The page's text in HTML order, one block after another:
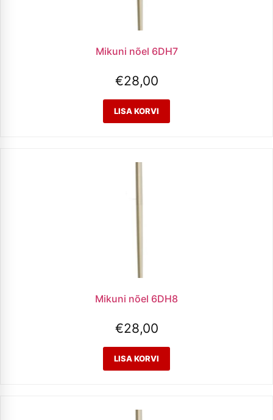
Mikuni nõel 6DH7
€28,00
Mikuni nõel 6DH8
€28,00